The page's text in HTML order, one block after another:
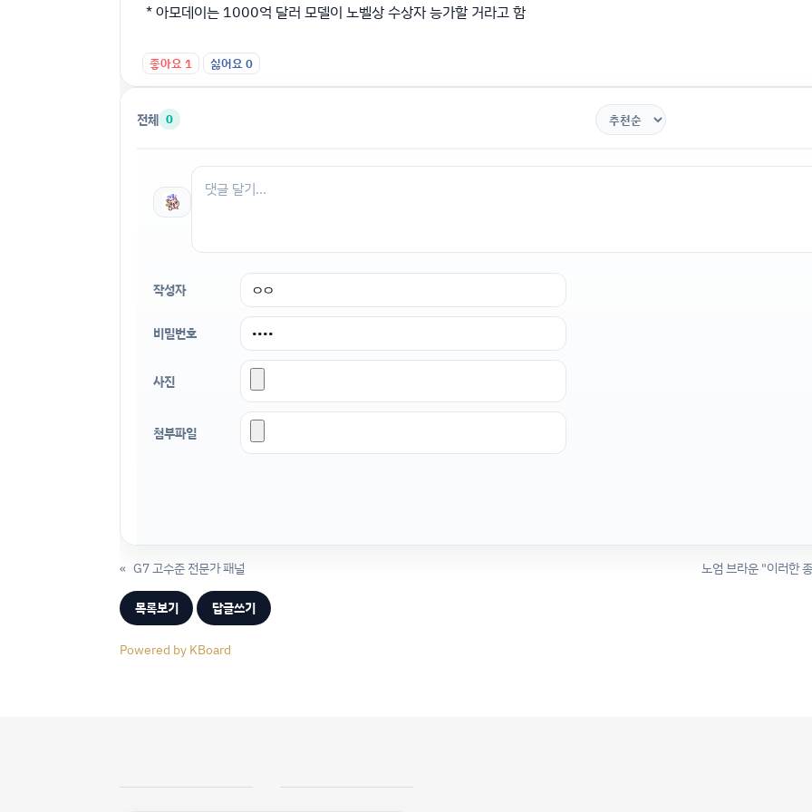
* 아모데이는 1000억 달러 모델이 노벨상 수상자 능가할 거라고 함
좋아요1 싫어요0
전체 0
작성자
비밀번호
사진
첨부파일
« G7 고수준 전문가 패널 노엄 브라운 "이러한
목록보기 답글쓰기
Powered by KBoard